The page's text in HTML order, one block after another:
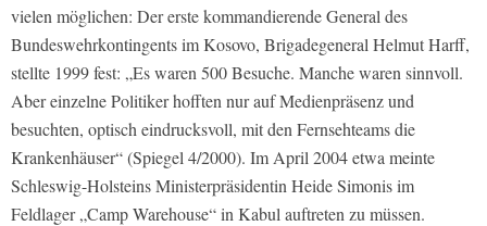
vielen möglichen: Der erste kommandierende General des
Bundeswehrkontingents im Kosovo, Brigadegeneral Helmut Harff,
stellte 1999 fest: „Es waren 500 Besuche. Manche waren sinnvoll.
Aber einzelne Politiker hofften nur auf Medienpräsenz und
besuchten, optisch eindrucksvoll, mit den Fernsehteams die
Krankenhäuser“ (Spiegel 4/2000). Im April 2004 etwa meinte
Schleswig-Holsteins Ministerpräsidentin Heide Simonis im
Feldlager „Camp Warehouse“ in Kabul auftreten zu müssen.